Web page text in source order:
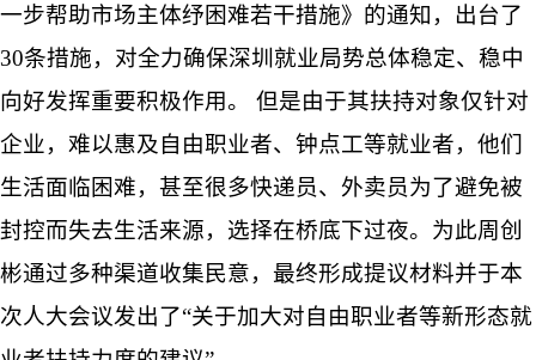
一步帮助市场主体纾困难若干措施》的通知，出台了
30条措施，对全力确保深圳就业局势总体稳定、稳中
向好发挥重要积极作用。 但是由于其扶持对象仅针对
企业，难以惠及自由职业者、钟点工等就业者，他们
生活面临困难，甚至很多快递员、外卖员为了避免被
封控而失去生活来源，选择在桥底下过夜。为此周创
彬通过多种渠道收集民意，最终形成提议材料并于本
次人大会议发出了“关于加大对自由职业者等新形态就